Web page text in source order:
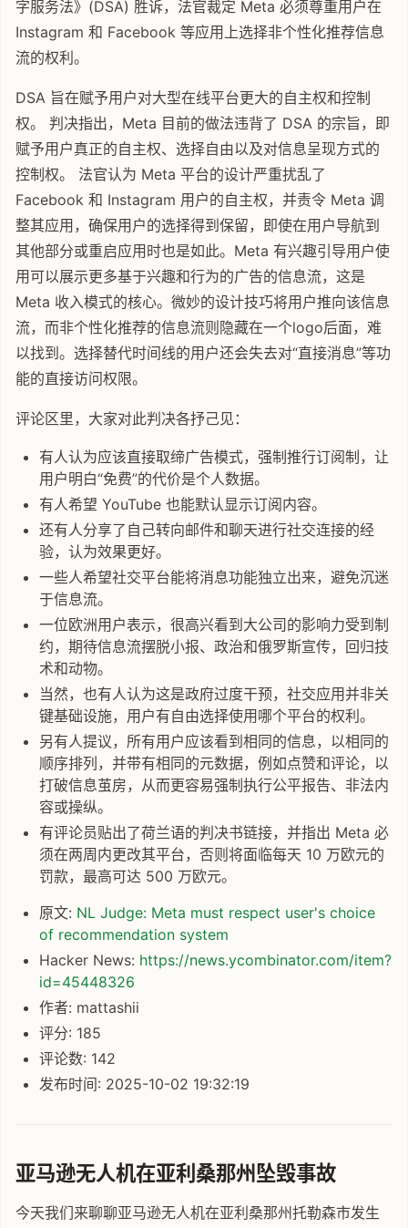
字服务法》(DSA) 胜诉，法官裁定 Meta 必须尊重用户在
Instagram 和 Facebook 等应用上选择非个性化推荐信息
流的权利。
DSA 旨在赋予用户对大型在线平台更大的自主权和控制
权。 判决指出，Meta 目前的做法违背了 DSA 的宗旨，即
赋予用户真正的自主权、选择自由以及对信息呈现方式的
控制权。 法官认为 Meta 平台的设计严重扰乱了
Facebook 和 Instagram 用户的自主权，并责令 Meta 调
整其应用，确保用户的选择得到保留，即使在用户导航到
其他部分或重启应用时也是如此。Meta 有兴趣引导用户使
用可以展示更多基于兴趣和行为的广告的信息流，这是
Meta 收入模式的核心。微妙的设计技巧将用户推向该信息
流，而非个性化推荐的信息流则隐藏在一个logo后面，难
以找到。选择替代时间线的用户还会失去对“直接消息”等功
能的直接访问权限。
评论区里，大家对此判决各抒己见：
有人认为应该直接取缔广告模式，强制推行订阅制，让
用户明白“免费”的代价是个人数据。
有人希望 YouTube 也能默认显示订阅内容。
还有人分享了自己转向邮件和聊天进行社交连接的经
验，认为效果更好。
一些人希望社交平台能将消息功能独立出来，避免沉迷
于信息流。
一位欧洲用户表示，很高兴看到大公司的影响力受到制
约，期待信息流摆脱小报、政治和俄罗斯宣传，回归技
术和动物。
当然，也有人认为这是政府过度干预，社交应用并非关
键基础设施，用户有自由选择使用哪个平台的权利。
另有人提议，所有用户应该看到相同的信息，以相同的
顺序排列，并带有相同的元数据，例如点赞和评论，以
打破信息茧房，从而更容易强制执行公平报告、非法内
容或操纵。
有评论员贴出了荷兰语的判决书链接，并指出 Meta 必
须在两周内更改其平台，否则将面临每天 10 万欧元的
罚款，最高可达 500 万欧元。
原文: NL Judge: Meta must respect user's choice
of recommendation system
Hacker News: https://news.ycombinator.com/item?
id=45448326
作者: mattashii
评分: 185
评论数: 142
发布时间: 2025-10-02 19:32:19
亚马逊无人机在亚利桑那州坠毁事故
今天我们来聊聊亚马逊无人机在亚利桑那州托勒森市发生